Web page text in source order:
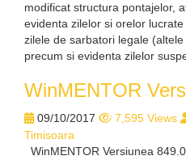
modificat structura pontajelor,
evidenta zilelor si orelor
zilele de sarbatori legale
precum si evidenta zilelor
WinMENTOR
09/10/2017 7,595 Views
Timisoara
WinMENTOR Versiunea